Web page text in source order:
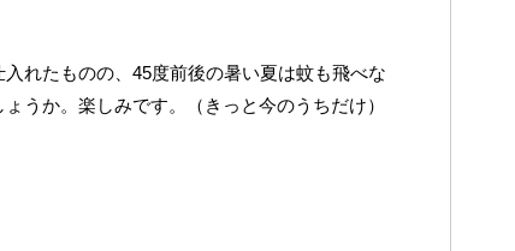
れたものの、45度前後の暑い夏は蚊も飛べな
うか。楽しみです。（きっと今のうちだけ）